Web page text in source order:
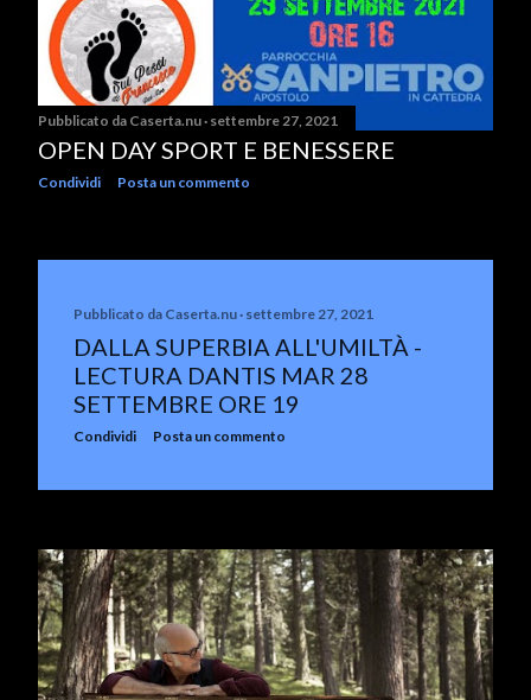
Pubblicato da Caserta.nu settembre 27, 2021
OPEN DAY SPORT E BENESSERE
Condividi Posta un commento
Pubblicato da Caserta.nu settembre 27, 2021
DALLA SUPERBIA ALL'UMILTÀ -
LECTURA DANTIS MAR 28
SETTEMBRE ORE 19
Condividi Posta un commento